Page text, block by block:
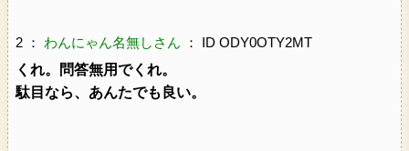
2 ： わんにゃん名無しさん ： ID ODY0OTY2MT
くれ。問答無用でくれ。
駄目なら、あんたでも良い。